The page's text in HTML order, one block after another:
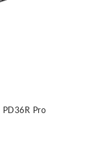
PD36R Pro